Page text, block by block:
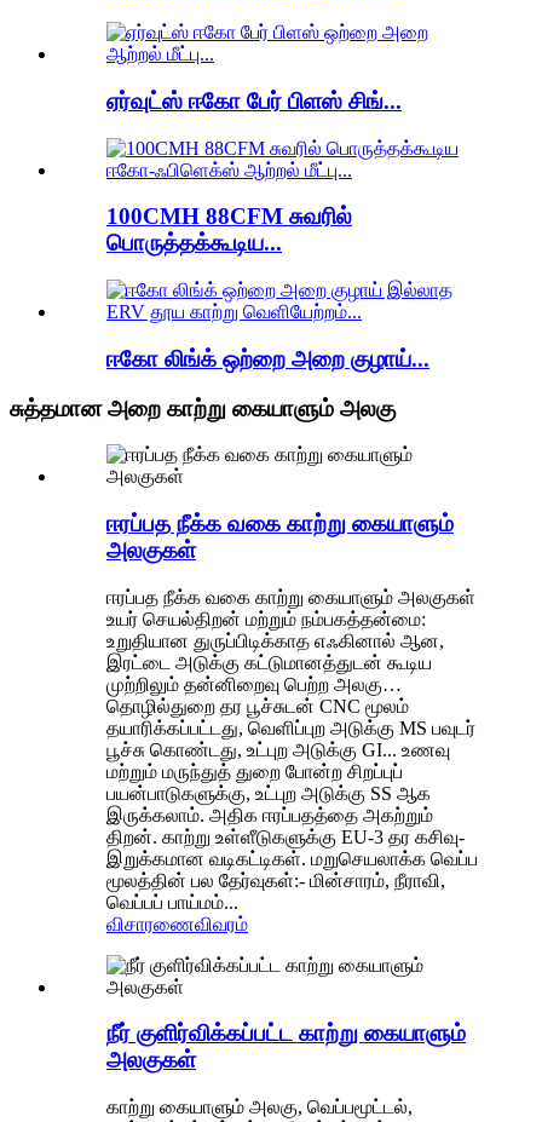
ஏர்வுட்ஸ் ஈகோ பேர் பிளஸ் சிங்...
100CMH 88CFM சுவரில்
பொருத்தக்கூடிய...
ஈகோ லிங்க் ஒற்றை அறை குழாய்...
சுத்தமான அறை காற்று கையாளும் அலகு
ஈரப்பத நீக்க வகை காற்று கையாளும்
அலகுகள்
ஈரப்பத நீக்க வகை காற்று கையாளும் அலகுகள்
உயர் செயல்திறன் மற்றும் நம்பகத்தன்மை:
உறுதியான துருப்பிடிக்காத எஃகினால் ஆன,
இரட்டை அடுக்கு கட்டுமானத்துடன் கூடிய
முற்றிலும் தன்னிறைவு பெற்ற அலகு…
தொழில்துறை தர பூச்சுடன் CNC மூலம்
தயாரிக்கப்பட்டது, வெளிப்புற அடுக்கு MS பவுடர்
பூச்சு கொண்டது, உட்புற அடுக்கு GI... உணவு
மற்றும் மருந்துத் துறை போன்ற சிறப்புப்
பயன்பாடுகளுக்கு, உட்புற அடுக்கு SS ஆக
இருக்கலாம். அதிக ஈரப்பதத்தை அகற்றும்
திறன். காற்று உள்ளீடுகளுக்கு EU-3 தர கசிவு-
இறுக்கமான வடிகட்டிகள். மறுசெயலாக்க வெப்ப
மூலத்தின் பல தேர்வுகள்:- மின்சாரம், நீராவி,
வெப்பப் பாய்மம்...
விசாரணைவிவரம்
நீர் குளிர்விக்கப்பட்ட காற்று கையாளும்
அலகுகள்
காற்று கையாளும் அலகு, வெப்பமூட்டல்,